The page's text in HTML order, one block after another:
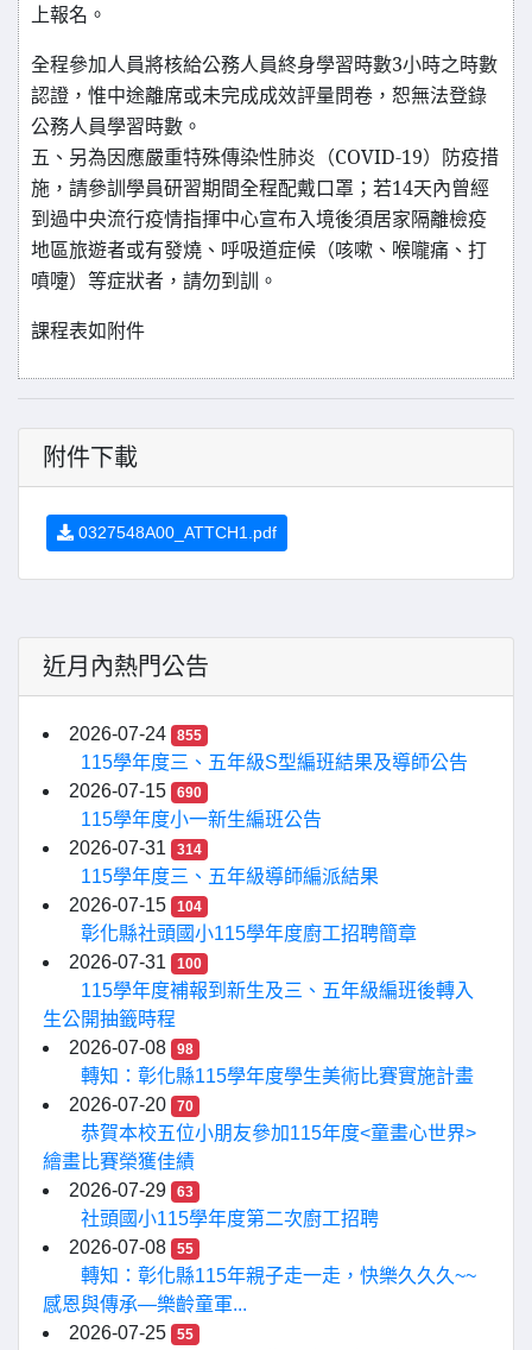
上報名。
全程參加人員將核給公務人員終身學習時數3小時之時數
認證，惟中途離席或未完成成效評量問卷，恕無法登錄
公務人員學習時數。
五、另為因應嚴重特殊傳染性肺炎（COVID-19）防疫措
施，請參訓學員研習期間全程配戴口罩；若14天內曾經
到過中央流行疫情指揮中心宣布入境後須居家隔離檢疫
地區旅遊者或有發燒、呼吸道症候（咳嗽、喉嚨痛、打
噴嚔）等症狀者，請勿到訓。
課程表如附件
附件下載
0327548A00_ATTCH1.pdf
近月內熱門公告
2026-07-24 855
115學年度三、五年級S型編班結果及導師公告
2026-07-15
690
115學年度小一新生編班公告
2026-07-31
314
115學年度三、五年級導師編派結果
2026-07-15
104
彰化縣社頭國小115學年度廚工招聘簡章
2026-07-31
100
115學年度補報到新生及三、五年級編班後轉入
生公開抽籤時程
2026-07-08
98
轉知：彰化縣115學年度學生美術比賽實施計畫
2026-07-20
70
恭賀本校五位小朋友參加115年度<童畫心世界>
繪畫比賽榮獲佳績
2026-07-29
63
社頭國小115學年度第二次廚工招聘
2026-07-08
55
轉知：彰化縣115年親子走一走，快樂久久久~~
感恩與傳承—樂齡童軍...
2026-07-25
55